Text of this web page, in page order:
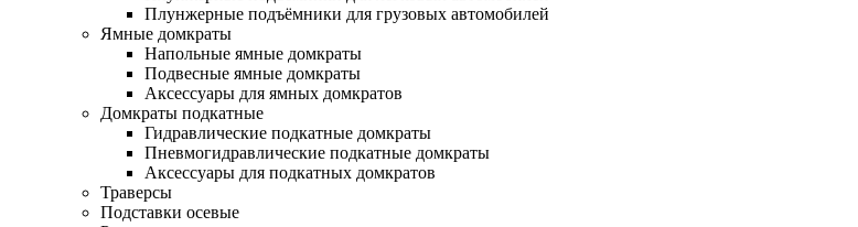
Плунжерные подъёмники для грузовых автомобилей
Ямные домкраты
Напольные ямные домкраты
Подвесные ямные домкраты
Аксессуары для ямных домкратов
Домкраты подкатные
Гидравлические подкатные домкраты
Пневмогидравлические подкатные домкраты
Аксессуары для подкатных домкратов
Траверсы
Подставки осевые